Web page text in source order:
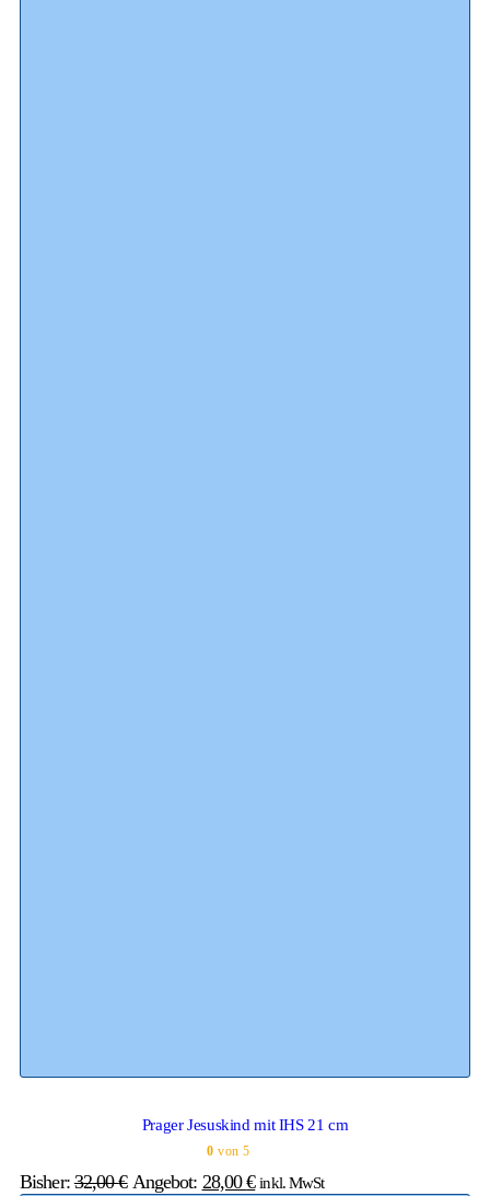
Prager Jesuskind mit IHS 21 cm
0 von 5
Bisher: 32,00€ Angebot: 28,00€ inkl. MwSt